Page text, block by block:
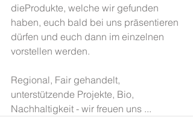
dieProdukte, welche wir gefunden
haben, euch bald bei uns präsentieren
dürfen und euch dann im einzelnen
vorstellen werden.
Regional, Fair gehandelt,
unterstützende Projekte, Bio,
Nachhaltigkeit - wir freuen uns ...